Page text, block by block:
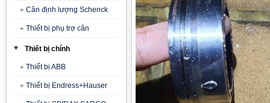
Cân định lượng Schenck
Thiết bị phụ trợ cân
Thiết bị chính
Thiết bị ABB
Thiết bị Endress+Hauser